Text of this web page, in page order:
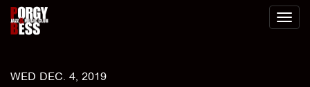
Toggle
WED DEC. 4, 2019